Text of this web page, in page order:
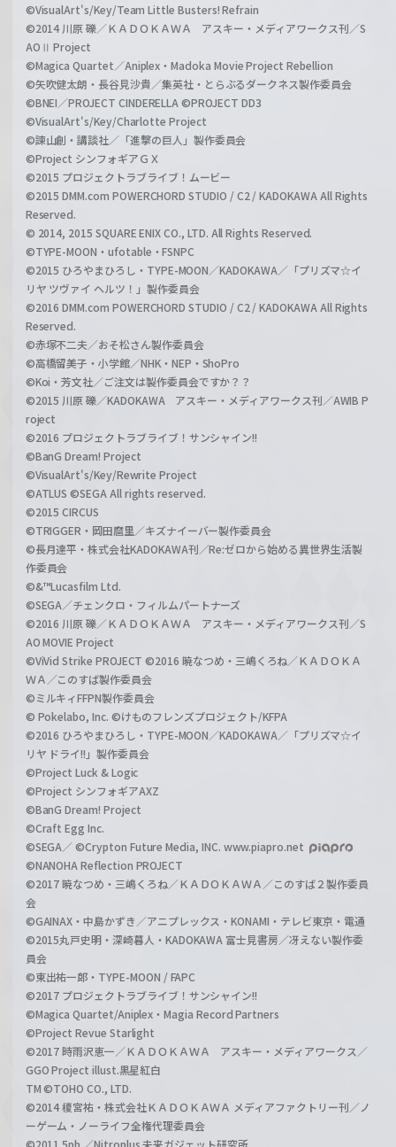
©VisualArt's/Key/Team Little Busters! Refrain
©2014 川原 礫／ＫＡＤＯＫＡＷＡ アスキー・メディアワークス刊／S
AOⅡ Project
©Magica Quartet／Aniplex・Madoka Movie Project Rebellion
©矢吹健太朗・長谷見沙貴／集英社・とらぶるダークネス製作委員会
©BNEI／PROJECT CINDERELLA ©PROJECT DD3
©VisualArt's/Key/Charlotte Project
©諫山創・講談社／「進撃の巨人」製作委員会
©Project シンフォギアＧＸ
©2015 プロジェクトラブライブ！ムービー
©2015 DMM.com POWERCHORD STUDIO / C2 / KADOKAWA All Rights
Reserved.
© 2014, 2015 SQUARE ENIX CO., LTD. All Rights Reserved.
©TYPE-MOON・ufotable・FSNPC
©2015 ひろやまひろし・TYPE-MOON／KADOKAWA／「プリズマ☆イ
リヤ ツヴァイ ヘルツ！」製作委員会
©2016 DMM.com POWERCHORD STUDIO / C2 / KADOKAWA All Rights
Reserved.
©赤塚不二夫／おそ松さん製作委員会
©高橋留美子・小学館／NHK・NEP・ShoPro
©Koi・芳文社／ご注文は製作委員会ですか？？
©2015 川原 礫／KADOKAWA アスキー・メディアワークス刊／AWIB P
roject
©2016 プロジェクトラブライブ！サンシャイン!!
©BanG Dream! Project
©VisualArt's/Key/Rewrite Project
©ATLUS ©SEGA All rights reserved.
©2015 CIRCUS
©TRIGGER・岡田麿里／キズナイーバー製作委員会
©長月達平・株式会社KADOKAWA刊／Re:ゼロから始める異世界生活製
作委員会
©&™Lucasfilm Ltd.
©SEGA／チェンクロ・フィルムパートナーズ
©2016 川原 礫／ＫＡＤＯＫＡＷＡ アスキー・メディアワークス刊／S
AO MOVIE Project
©ViVid Strike PROJECT ©2016 暁なつめ・三嶋くろね／ＫＡＤＯＫＡ
ＷＡ／このすば製作委員会
©ミルキィFFPN製作委員会
© Pokelabo, Inc. ©けものフレンズプロジェクト/KFPA
©2016 ひろやまひろし・TYPE-MOON／KADOKAWA／「プリズマ☆イ
リヤ ドライ!!」製作委員会
©Project Luck & Logic
©Project シンフォギアAXZ
©BanG Dream! Project
©Craft Egg Inc.
©SEGA／ ©Crypton Future Media, INC. www.piapro.net
©NANOHA Reflection PROJECT
©2017 暁なつめ・三嶋くろね／ＫＡＤＯＫＡＷＡ／このすば２製作委員
会
©GAINAX・中島かずき／アニプレックス・KONAMI・テレビ東京・電通
©2015丸戸史明・深崎暮人・KADOKAWA 富士見書房／冴えない製作委
員会
©東出祐一郎・TYPE-MOON / FAPC
©2017 プロジェクトラブライブ！サンシャイン!!
©Magica Quartet/Aniplex・Magia Record Partners
©Project Revue Starlight
©2017 時雨沢恵一／ＫＡＤＯＫＡＷＡ アスキー・メディアワークス／
GGO Project illust.黒星紅白
TM ©TOHO CO., LTD.
©2014 榎宮祐・株式会社ＫＡＤＯＫＡＷＡ メディアファクトリー刊／ノ
ーゲーム・ノーライフ全権代理委員会
©2011 5pb.／Nitroplus 未来ガジェット研究所